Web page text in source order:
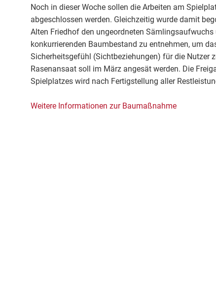
Noch in dieser Woche sollen die Arbeiten am
abgeschlossen werden. Gleichzeitig wurde damit
Alten Friedhof den ungeordneten Sämlingsaufwuchs
konkurrierenden Baumbestand zu entnehmen, um
Sicherheitsgefühl (Sichtbeziehungen) für die Nutzer
Rasenansaat soll im März angesät werden. Die
Spielplatzes wird nach Fertigstellung aller
Weitere Informationen zur Baumaßnahme